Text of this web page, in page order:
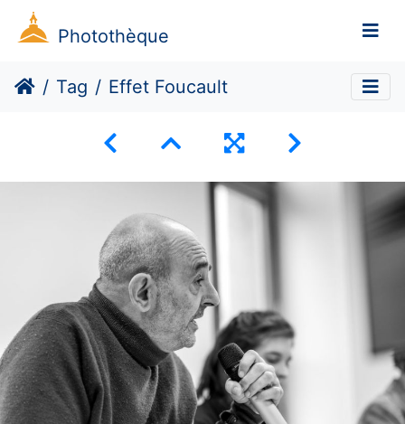
Photothèque
Tag Effet Foucault